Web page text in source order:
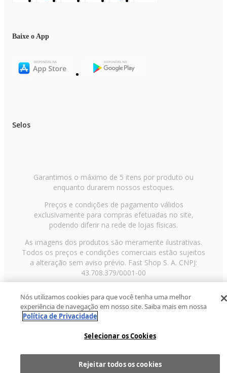
Baixe o App
Selos
Garantimos o máximo de 5 itens por produto ou
enquanto durarem nossos estoques.
Preços e condições de pagamento válidos
exclusivamente para compras efetuadas no site,
podendo diferir na rede de lojas físicas.
As imagens dos produtos são meramente ilustrativas.
Todos os preços e condições comerciais estão sujeitos
a alteração sem aviso prévio. Fast Shop S. A. CNPJ:
43.708.379/0001-00
Paulo/SP, CEP 02029-001, Telefone: 11 3003-3728 ©
2013 Fast Shop - Todos os direitos reservadosRF
Nós utilizamos cookies para que você tenha uma melhor
experiência de navegação em nosso site. Saiba mais em nossa
Política de Privacidade
Selecionar os Cookies
Rejeitar todos os cookies